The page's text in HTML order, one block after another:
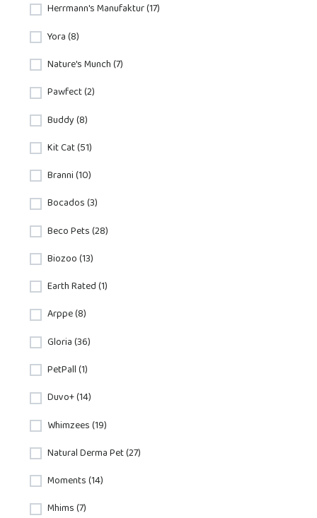
Herrmann's Manufaktur (17)
Yora (8)
Nature's Munch (7)
Pawfect (2)
Buddy (8)
Kit Cat (51)
Branni (10)
Bocados (3)
Beco Pets (28)
Biozoo (13)
Earth Rated (1)
Arppe (8)
Gloria (36)
PetPall (1)
Duvo+ (14)
Whimzees (19)
Natural Derma Pet (27)
Moments (14)
Mhims (7)